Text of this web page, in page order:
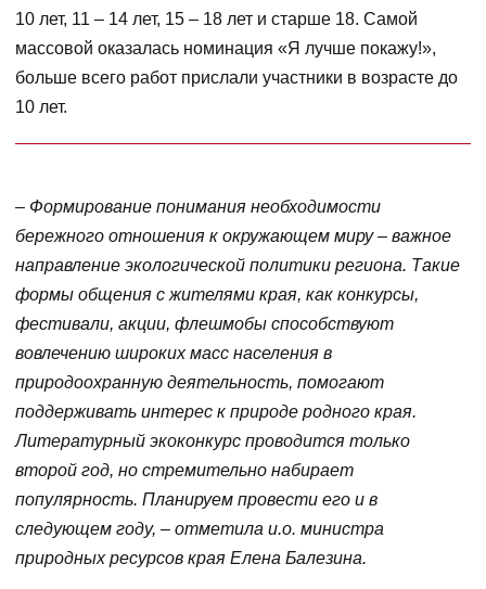
10 лет, 11 – 14 лет, 15 – 18 лет и старше 18. Самой
массовой оказалась номинация «Я лучше покажу!»,
больше всего работ прислали участники в возрасте до
10 лет.
– Формирование понимания необходимости
бережного отношения к окружающем миру – важное
направление экологической политики региона. Такие
формы общения с жителями края, как конкурсы,
фестивали, акции, флешмобы способствуют
вовлечению широких масс населения в
природоохранную деятельность, помогают
поддерживать интерес к природе родного края.
Литературный экоконкурс проводится только
второй год, но стремительно набирает
популярность. Планируем провести его и в
следующем году, – отметила и.о. министра
природных ресурсов края Елена Балезина.